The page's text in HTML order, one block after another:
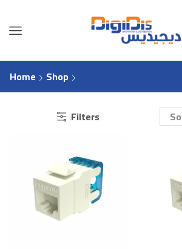
Home Shop
Filters